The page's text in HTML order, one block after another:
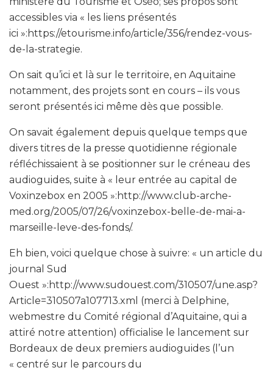
accessibles via « les liens présentés
ici »:https://etourisme.info/article/356/rendez-vous-
de-la-strategie.
On sait qu’ici et là sur le territoire, en Aquitaine
notamment, des projets sont en cours – ils vous
seront présentés ici même dès que possible.
On savait également depuis quelque temps que
divers titres de la presse quotidienne régionale
réfléchissaient à se positionner sur le créneau des
audioguides, suite à « leur entrée au capital de
Voxinzebox en 2005 »:http://www.club-arche-
med.org/2005/07/26/voxinzebox-belle-de-mai-a-
marseille-leve-des-fonds/.
Eh bien, voici quelque chose à suivre: « un article du
journal Sud
Ouest »:http://www.sudouest.com/310507/une.asp?
Article=310507a107713.xml (merci à Delphine,
webmestre du Comité régional d’Aquitaine, qui a
attiré notre attention) officialise le lancement sur
Bordeaux de deux premiers audioguides (l’un
« centré sur le parcours du